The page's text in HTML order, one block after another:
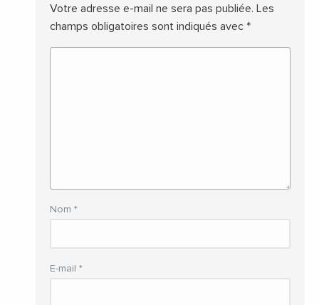
Votre adresse e-mail ne sera pas publiée. Les
champs obligatoires sont indiqués avec *
Nom *
E-mail *